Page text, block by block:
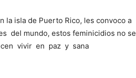
la isla de Puerto Rico, les convoco a
del mundo, estos feminicidios no se
vivir en paz y sana